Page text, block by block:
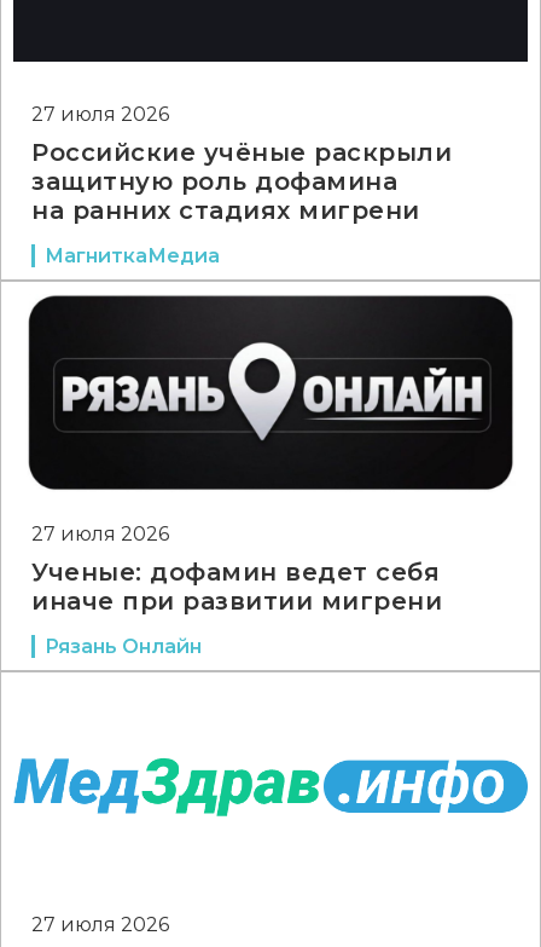
27 июля 2026
Российские учёные раскрыли
защитную роль дофамина
на ранних стадиях мигрени
МагниткаМедиа
27 июля 2026
Ученые: дофамин ведет себя
иначе при развитии мигрени
Рязань Онлайн
27 июля 2026